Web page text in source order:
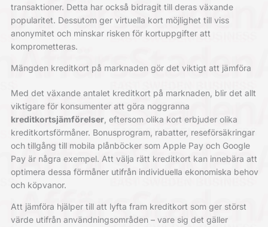
transaktioner. Detta har också bidragit till deras växande
popularitet. Dessutom ger virtuella kort möjlighet till viss
anonymitet och minskar risken för kortuppgifter att
komprometteras.
Mängden kreditkort på marknaden gör det viktigt att jämföra
Med det växande antalet kreditkort på marknaden, blir det allt
viktigare för konsumenter att göra noggranna
kreditkortsjämförelser, eftersom olika kort erbjuder olika
kreditkortsförmåner. Bonusprogram, rabatter, reseförsäkringar
och tillgång till mobila plånböcker som Apple Pay och Google
Pay är några exempel. Att välja rätt kreditkort kan innebära att
optimera dessa förmåner utifrån individuella ekonomiska behov
och köpvanor.
Att jämföra hjälper till att lyfta fram kreditkort som ger störst
värde utifrån användningsområden – vare sig det gäller